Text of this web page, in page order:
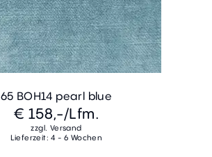
65 BOH14 pearl blue
€ 158,-/Lfm.
zzgl. Versand
Lieferzeit: 4 - 6 Wochen